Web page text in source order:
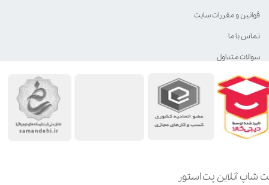
شاپ آنلاین پت استور
قوانین و مقررات سایت
تماس با ما
سوالات متداول